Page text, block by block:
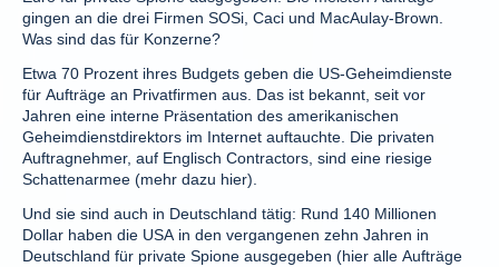
gingen an die drei Firmen SOSi, Caci und MacAulay-Brown.
Was sind das für Konzerne?
Etwa 70 Prozent ihres Budgets geben die US-Geheimdienste
für Aufträge an Privatfirmen aus. Das ist bekannt, seit vor
Jahren eine interne Präsentation des amerikanischen
Geheimdienstdirektors im Internet auftauchte. Die privaten
Auftragnehmer, auf Englisch Contractors, sind eine riesige
Schattenarmee (mehr dazu hier).
Und sie sind auch in Deutschland tätig: Rund 140 Millionen
Dollar haben die USA in den vergangenen zehn Jahren in
Deutschland für private Spione ausgegeben (hier alle Aufträge